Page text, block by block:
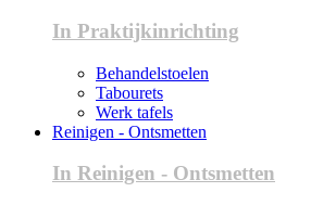
In Praktijkinrichting
Behandelstoelen
Tabourets
Werk tafels
Reinigen - Ontsmetten
In Reinigen - Ontsmetten